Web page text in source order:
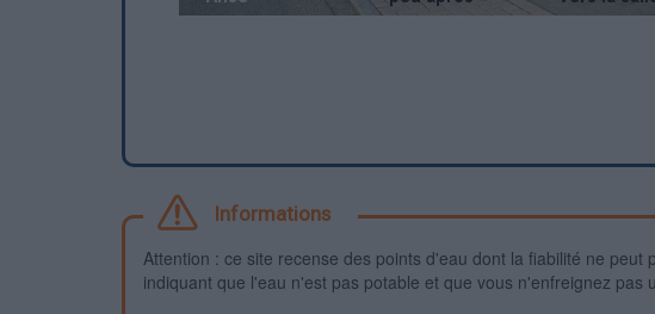
Informations
Attention : ce site recense des points d'eau dont la fiabilité ne
indiquant que l'eau n'est pas potable et que vous n'enfreignez pas